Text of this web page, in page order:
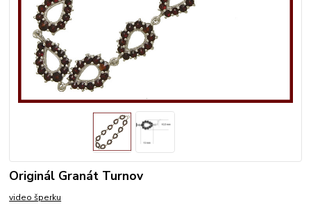
Originál Granát Turnov
video šperku